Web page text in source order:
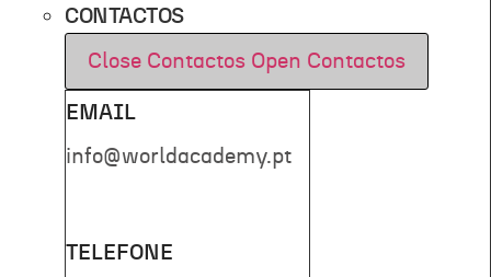
CONTACTOS
Close Contactos Open Contactos
EMAIL
info@worldacademy.pt
TELEFONE